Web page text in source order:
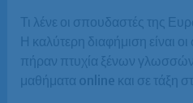
Τι λένε οι σπουδαστές της
Η καλύτερη διαφήμιση είναι
πήραν πτυχία ξένων
μαθήματα online και σε τάξη